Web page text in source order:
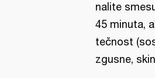
nalite
45 minuta,
tečnost
zgusne,